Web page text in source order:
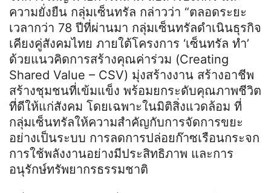
ความยั่งยืน กลุ่มเซ็นทรัล กล่าวว่า “ตลอดระยะ
เวลากว่า 78 ปีที่ผ่านมา กลุ่มเซ็นทรัลดำเนินธุรกิจ
เคียงคู่สังคมไทย ภายใต้โครงการ ‘เซ็นทรัล ทำ’
ด้วยแนวคิดการสร้างคุณค่าร่วม (Creating
Shared Value – CSV) มุ่งสร้างงาน สร้างอาชีพ
สร้างชุมชนที่เข้มแข็ง พร้อมยกระดับคุณภาพชีวิต
ที่ดีให้แก่สังคม โดยเฉพาะในมิติสิ่งแวดล้อม ที่
กลุ่มเซ็นทรัลให้ความสำคัญกับการจัดการขยะ
อย่างเป็นระบบ การลดการปล่อยก๊าซเรือนกระจก
การใช้พลังงานอย่างมีประสิทธิภาพ และการ
อนุรักษ์ทรัพยากรธรรมชาติ